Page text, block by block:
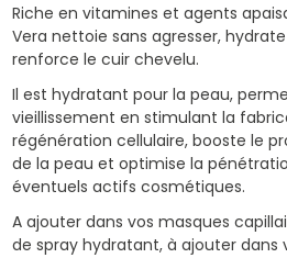
Riche en vitamines et agents
Vera nettoie sans agresser,
renforce le cuir chevelu.
Il est hydratant pour la peau,
vieillissement en stimulant la
régénération cellulaire, booste le
de la peau et optimise la
éventuels actifs cosmétiques.
A ajouter dans vos masques
de spray hydratant, à ajouter dans